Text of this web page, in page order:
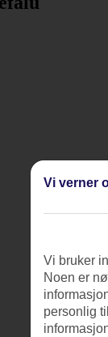
Vi verner
Vi bruker
Noen er
personlig